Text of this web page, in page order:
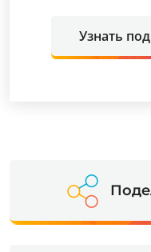
Узнать